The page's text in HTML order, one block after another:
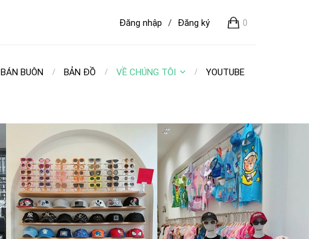
0
Đăng ký
/
Đăng nhập
BÁN BUÔN BẢN ĐỒ VỀ CHÚNG TÔI YOUTUBE